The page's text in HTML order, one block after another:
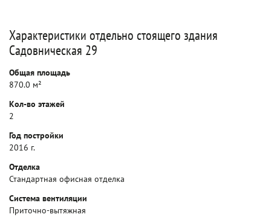
Характеристики отдельно стоящего здания
Садовническая 29
Общая площадь
870.0 м²
Кол-во этажей
2
Год постройки
2016 г.
Отделка
Стандартная офисная отделка
Система вентиляции
Приточно-вытяжная